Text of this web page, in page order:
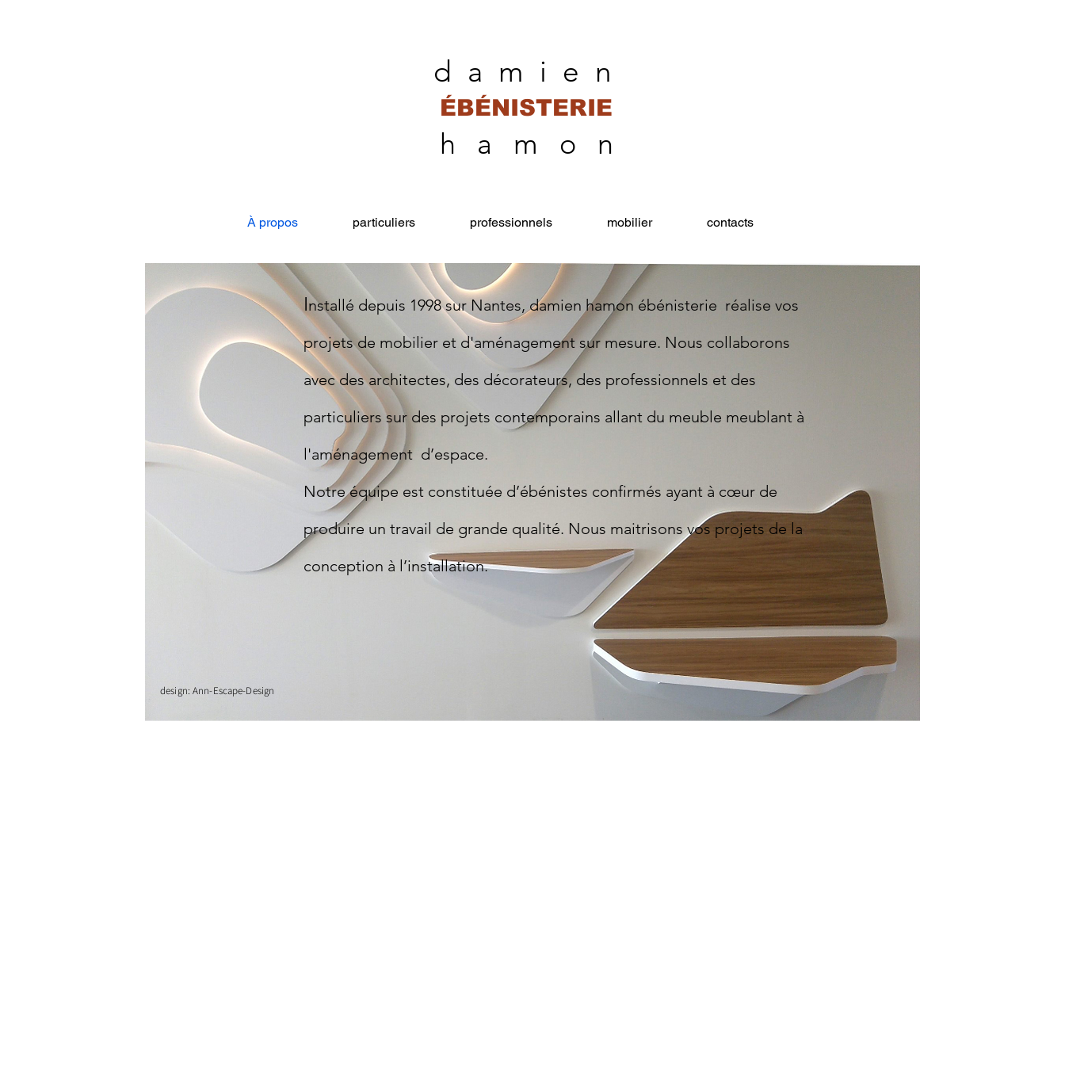
d a m i e n
ÉBÉNISTERIE
h a m o n
À propos particuliers professionnels mobilier contacts
Installé depuis 1998 sur Nantes, damien hamon ébénisterie réalise vos
projets de mobilier et d'aménagement sur mesure. Nous collaborons
avec des architectes, des décorateurs, des professionnels et des
particuliers sur des projets contemporains allant du meuble meublant à
l'aménagement d’espace.
Notre équipe est constituée d’ébénistes confirmés ayant à cœur de
produire un travail de grande qualité. Nous maitrisons vos projets de la
conception à l’installation.
design: Ann-Escape-Design